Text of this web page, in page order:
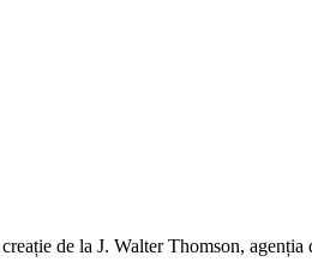
de la J. Walter Thomson,